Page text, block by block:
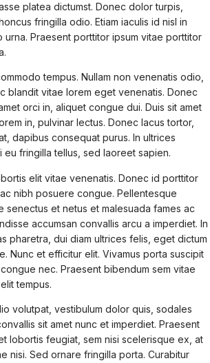
platea dictumst. Donec dolor turpis,
fringilla odio. Etiam iaculis id nisl in
urna. Praesent porttitor ipsum vitae porttitor
tempus. Nullam non venenatis odio,
blandit vitae lorem eget venenatis. Donec
orci in, aliquet congue dui. Duis sit amet
in, pulvinar lectus. Donec lacus tortor,
dapibus consequat purus. In ultrices
eu fringilla tellus, sed laoreet sapien.
elit vitae venenatis. Donec id porttitor
nibh posuere congue. Pellentesque
senectus et netus et malesuada fames ac
accumsan convallis arcu a imperdiet. In
pharetra, dui diam ultrices felis, eget dictum
Nunc et efficitur elit. Vivamus porta suscipit
nec. Praesent bibendum sem vitae
tempus.
volutpat, vestibulum dolor quis, sodales
sit amet nunc et imperdiet. Praesent
lobortis feugiat, sem nisi scelerisque ex, at
nisi. Sed ornare fringilla porta. Curabitur